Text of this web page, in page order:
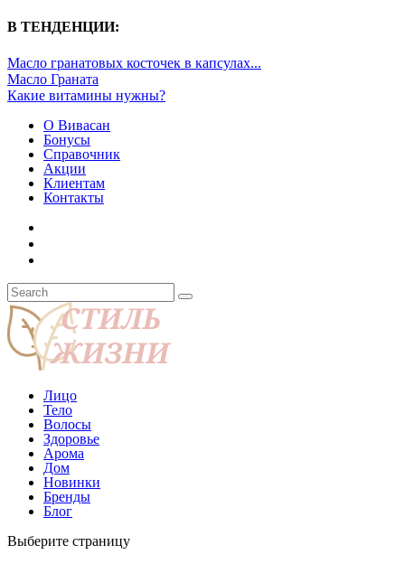
В ТЕНДЕНЦИИ:
Масло гранатовых косточек в капсулах...
Масло Граната
Какие витамины нужны?
О Вивасан
Бонусы
Справочник
Акции
Клиентам
Контакты
Лицо
Тело
Волосы
Здоровье
Арома
Дом
Новинки
Бренды
Блог
Выберите страницу